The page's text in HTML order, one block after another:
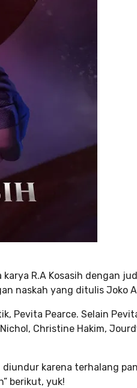
karya R.A Kosasih dengan
naskah yang ditulis Joko
Pevita Pearce. Selain
Christine Hakim,
karena terhalang
berikut, yuk!